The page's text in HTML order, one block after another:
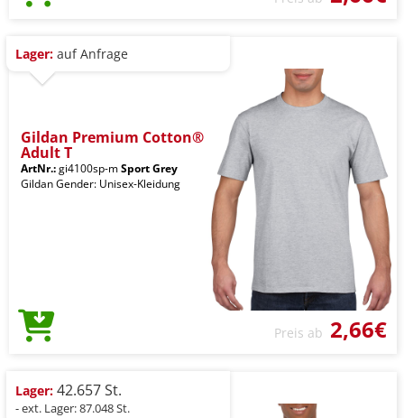
Lager: auf Anfrage
Gildan Premium Cotton®
Adult T
ArtNr.:gi4100sp-mSport Grey
Gildan Gender: Unisex-Kleidung
Preis ab 2,66€
Lager: 42.657 St.
- ext. Lager: 87.048 St.